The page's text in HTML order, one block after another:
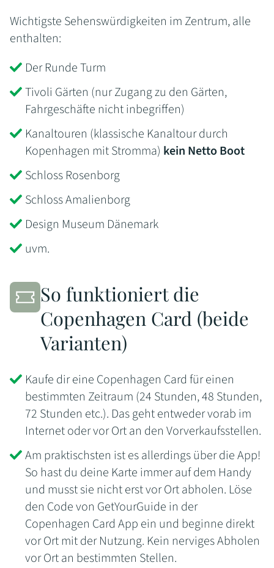
Wichtigste Sehenswürdigkeiten im Zentrum, alle
enthalten:
Der Runde Turm
Tivoli Gärten (nur Zugang zu den Gärten,
Fahrgeschäfte nicht inbegriffen)
Kanaltouren (klassische Kanaltour durch
Kopenhagen mit Stromma) kein Netto Boot
Schloss Rosenborg
Schloss Amalienborg
Design Museum Dänemark
uvm.
So funktioniert die
Copenhagen Card (beide
Varianten)
Kaufe dir eine Copenhagen Card für einen
bestimmten Zeitraum (24 Stunden, 48 Stunden,
72 Stunden etc.). Das geht entweder vorab im
Internet oder vor Ort an den Vorverkaufsstellen.
Am praktischsten ist es allerdings über die App!
So hast du deine Karte immer auf dem Handy
und musst sie nicht erst vor Ort abholen. Löse
den Code von GetYourGuide in der
Copenhagen Card App ein und beginne direkt
vor Ort mit der Nutzung. Kein nerviges Abholen
vor Ort an bestimmten Stellen.